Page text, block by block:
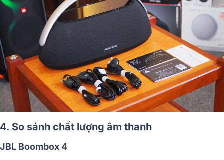
4. So sánh chất lượng âm thanh
JBL Boombox 4